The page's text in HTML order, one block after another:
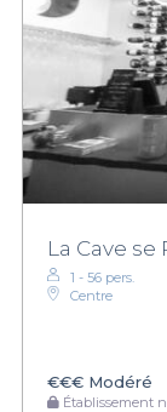
La Cave se
1 - 56 pers.
Centre
€€€ Modéré
Établissement